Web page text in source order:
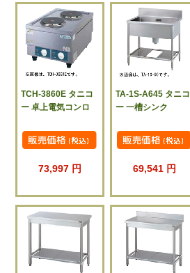
TCH-3860E タニコ
ー 卓上電気コンロ
73,997 円
TA-1S-A645 タニコ
ー 一槽シンク
69,541 円